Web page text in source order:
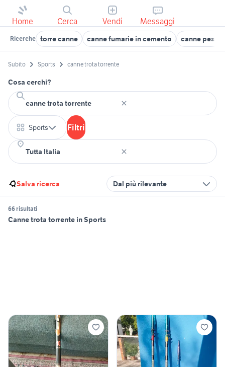
Home Cerca Vendi Messaggi
Ricerche torre canne canne fumarie in cemento canne
Subito Sports canne trota torrente
Cosa cerchi?
Sports Filtri
Salva ricerca Dal più rilevante
66 risultati
Canne trota torrente in Sports